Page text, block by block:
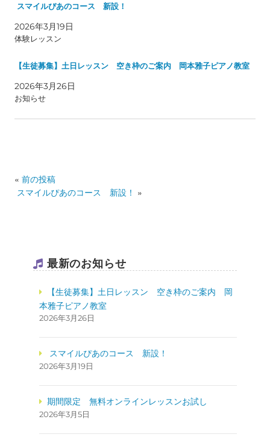
スマイルぴあのコース 新設！
2026年3月19日
体験レッスン
【生徒募集】土日レッスン 空き枠のご案内 岡本雅子ピアノ教室
2026年3月26日
お知らせ
« 前の投稿
スマイルぴあのコース 新設！ »
最新のお知らせ
【生徒募集】土日レッスン 空き枠のご案内 岡
本雅子ピアノ教室
2026年3月26日
スマイルぴあのコース 新設！
2026年3月19日
期間限定 無料オンラインレッスンお試し
2026年3月5日